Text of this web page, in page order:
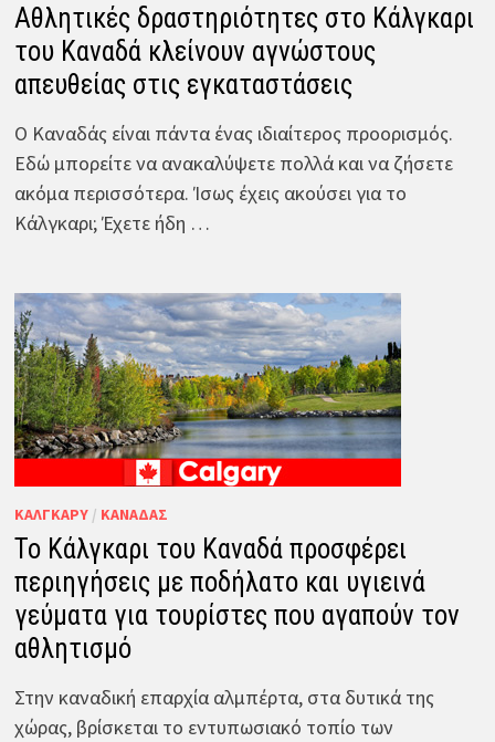
Αθλητικές δραστηριότητες στο Κάλγκαρι
του Καναδά κλείνουν αγνώστους
απευθείας στις εγκαταστάσεις
Ο Καναδάς είναι πάντα ένας ιδιαίτερος προορισμός.
Εδώ μπορείτε να ανακαλύψετε πολλά και να ζήσετε
ακόμα περισσότερα. Ίσως έχεις ακούσει για το
Κάλγκαρι; Έχετε ήδη …
ΚΆΛΓΚΑΡΥ/ ΚΑΝΑΔΆΣ
Το Κάλγκαρι του Καναδά προσφέρει
περιηγήσεις με ποδήλατο και υγιεινά
γεύματα για τουρίστες που αγαπούν τον
αθλητισμό
Στην καναδική επαρχία αλμπέρτα, στα δυτικά της
χώρας, βρίσκεται το εντυπωσιακό τοπίο των